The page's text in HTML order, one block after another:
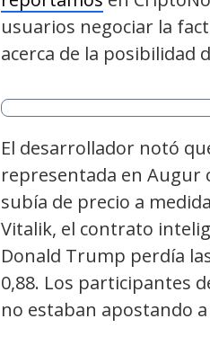
usuarios negociar la
acerca de la posibilidad
El desarrollador notó
representada en Augur
subía de precio a
Vitalik, el contrato
Donald Trump perdía
0,88. Los participantes
no estaban apostando